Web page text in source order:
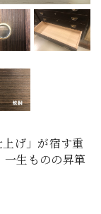
げ」が宿す重
生ものの昇箪